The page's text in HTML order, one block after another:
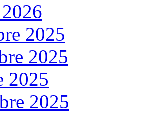
2025
2025
2025
2025